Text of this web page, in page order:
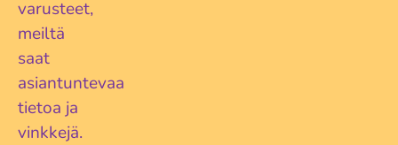
varusteet,
meiltä
saat
asiantuntevaa
tietoa ja
vinkkejä.